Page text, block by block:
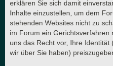
erklären Sie sich damit
Inhalte einzustellen, um dem
stehenden Websites nicht zu
im Forum ein Gerichtsverfahren
uns das Recht vor, Ihre
wir über Sie haben)